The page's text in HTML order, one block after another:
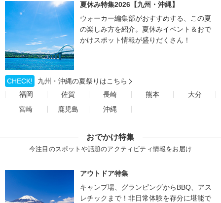
夏休み特集2026【九州・沖縄】
ウォーカー編集部がおすすめする、この夏
の楽しみ方を紹介。夏休みイベント＆おで
かけスポット情報が盛りだくさん！
CHECK!
九州・沖縄の夏祭りはこちら
福岡
佐賀 長崎 熊本
大分
宮崎
鹿児島 沖縄
おでかけ特集
今注目のスポットや話題のアクティビティ情報をお届け
アウトドア特集
キャンプ場、グランピングからBBQ、アス
レチックまで！非日常体験を存分に堪能で